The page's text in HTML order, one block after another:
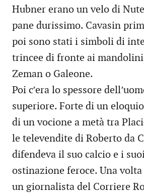
Hubner erano un velo di
pane durissimo. Cavasin
poi sono stati i simboli di
trincee di fronte ai
Zeman o Galeone.
Poi c’era lo spessore
superiore. Forte di un
di un vocione a metà tra
le televendite di Roberto da
difendeva il suo calcio e i
ostinazione feroce. Una
un giornalista del Corriere